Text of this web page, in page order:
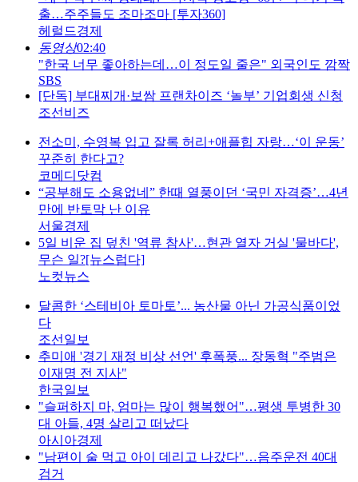
출…주주들도 조마조마 [투자360]
헤럴드경제
동영상02:40
"한국 너무 좋아하는데…이 정도일 줄은" 외국인도 깜짝
SBS
[단독] 부대찌개·보쌈 프랜차이즈 ‘놀부’ 기업회생 신청
조선비즈
전소미, 수영복 입고 잘록 허리+애플힙 자랑…‘이 운동’
꾸준히 한다고?
코메디닷컴
“공부해도 소용없네” 한때 열풍이던 ‘국민 자격증’…4년
만에 반토막 난 이유
서울경제
5일 비운 집 덮친 '역류 참사'…현관 열자 거실 '물바다',
무슨 일?[뉴스럽다]
노컷뉴스
달콤한 ‘스테비아 토마토’... 농산물 아닌 가공식품이었
다
조선일보
추미애 '경기 재정 비상 선언' 후폭풍... 장동혁 "주범은
이재명 전 지사"
한국일보
"슬퍼하지 마, 엄마는 많이 행복했어"…평생 투병한 30
대 아들, 4명 살리고 떠났다
아시아경제
"남편이 술 먹고 아이 데리고 나갔다"…음주운전 40대
검거